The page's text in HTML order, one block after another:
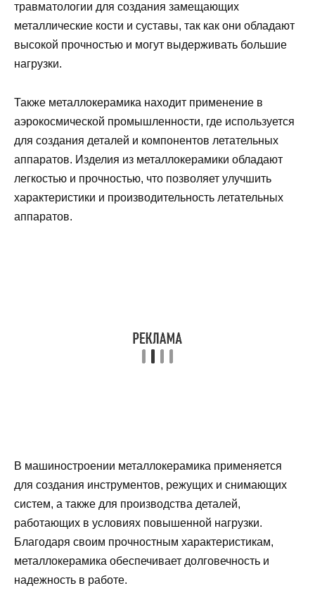
травматологии для создания замещающих
металлические кости и суставы, так как они обладают
высокой прочностью и могут выдерживать большие
нагрузки.
Также металлокерамика находит применение в
аэрокосмической промышленности, где используется
для создания деталей и компонентов летательных
аппаратов. Изделия из металлокерамики обладают
легкостью и прочностью, что позволяет улучшить
характеристики и производительность летательных
аппаратов.
В машиностроении металлокерамика применяется
для создания инструментов, режущих и снимающих
систем, а также для производства деталей,
работающих в условиях повышенной нагрузки.
Благодаря своим прочностным характеристикам,
металлокерамика обеспечивает долговечность и
надежность в работе.